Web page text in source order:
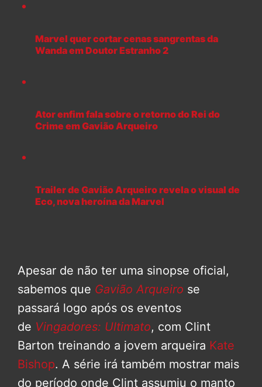
Marvel quer cortar cenas sangrentas da
Wanda em Doutor Estranho 2
Ator enfim fala sobre o retorno do Rei do
Crime em Gavião Arqueiro
Trailer de Gavião Arqueiro revela o visual de
Eco, nova heroína da Marvel
Apesar de não ter uma sinopse oficial,
sabemos que Gavião Arqueiro se
passará logo após os eventos
de Vingadores: Ultimato, com Clint
Barton treinando a jovem arqueira Kate
Bishop. A série irá também mostrar mais
do período onde Clint assumiu o manto